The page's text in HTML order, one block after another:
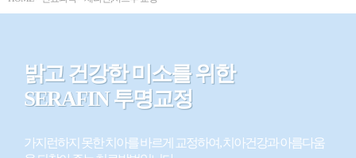
밝고 건강한 미소를 위한
SERAFIN 투명교정
가지런하지 못한 치아를 바르게 교정하여, 치아건강과 아름다움